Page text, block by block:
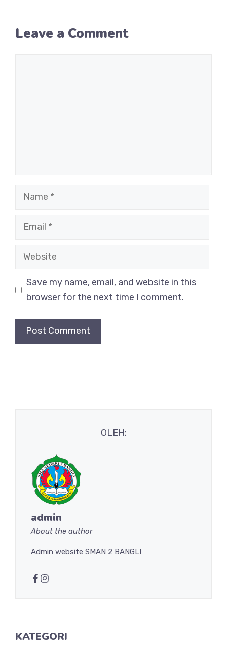
Leave a Comment
Name
Email
Website
Save my name, email, and website in this
browser for the next time I comment.
OLEH:
admin
About the author
Admin website SMAN 2 BANGLI
KATEGORI